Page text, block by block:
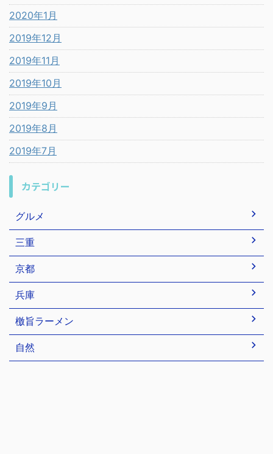
2020年1月
2019年12月
2019年11月
2019年10月
2019年9月
2019年8月
2019年7月
カテゴリー
グルメ
三重
京都
兵庫
檄旨ラーメン
自然